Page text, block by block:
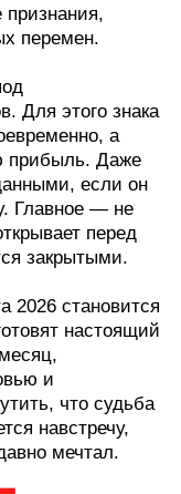
перемен.
Для этого знака
а
прибыль. Даже
если он
Главное — не
перед
закрытыми.
2026 становится
настоящий
и
что судьба
навстречу,
мечтал.